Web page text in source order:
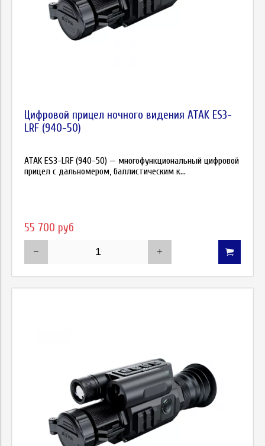
Цифровой прицел ночного видения ATAK ES3-
LRF (940-50)
ATAK ES3-LRF (940-50) — многофункциональный цифровой
прицел с дальномером, баллистическим к...
55 700 руб